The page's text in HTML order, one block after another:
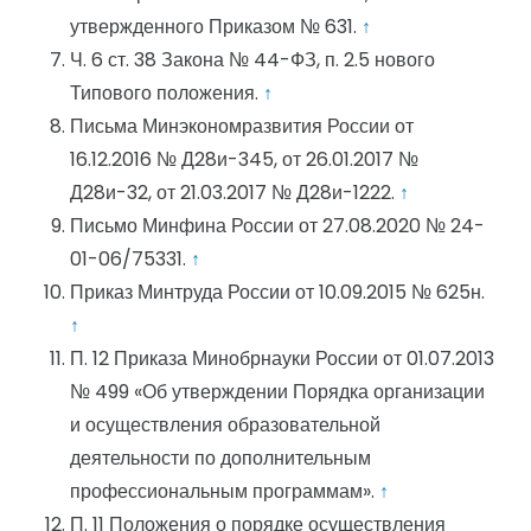
утвержденного Приказом № 631. ↑
Ч. 6 ст. 38 Закона № 44-ФЗ, п. 2.5 нового
Типового положения. ↑
Письма Минэкономразвития России от
16.12.2016 № Д28и-345, от 26.01.2017 №
Д28и-32, от 21.03.2017 № Д28и-1222. ↑
Письмо Минфина России от 27.08.2020 № 24-
01-06/75331. ↑
Приказ Минтруда России от 10.09.2015 № 625н.
↑
П. 12 Приказа Минобрнауки России от 01.07.2013
№ 499 «Об утверждении Порядка организации
и осуществления образовательной
деятельности по дополнительным
профессиональным программам». ↑
П. 11 Положения о порядке осуществления